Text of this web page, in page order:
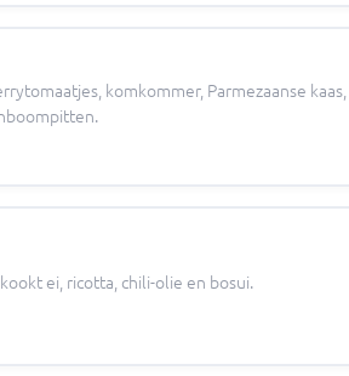
komkommer, Parmezaanse kaas,
ei, ricotta, chili-olie en bosui.